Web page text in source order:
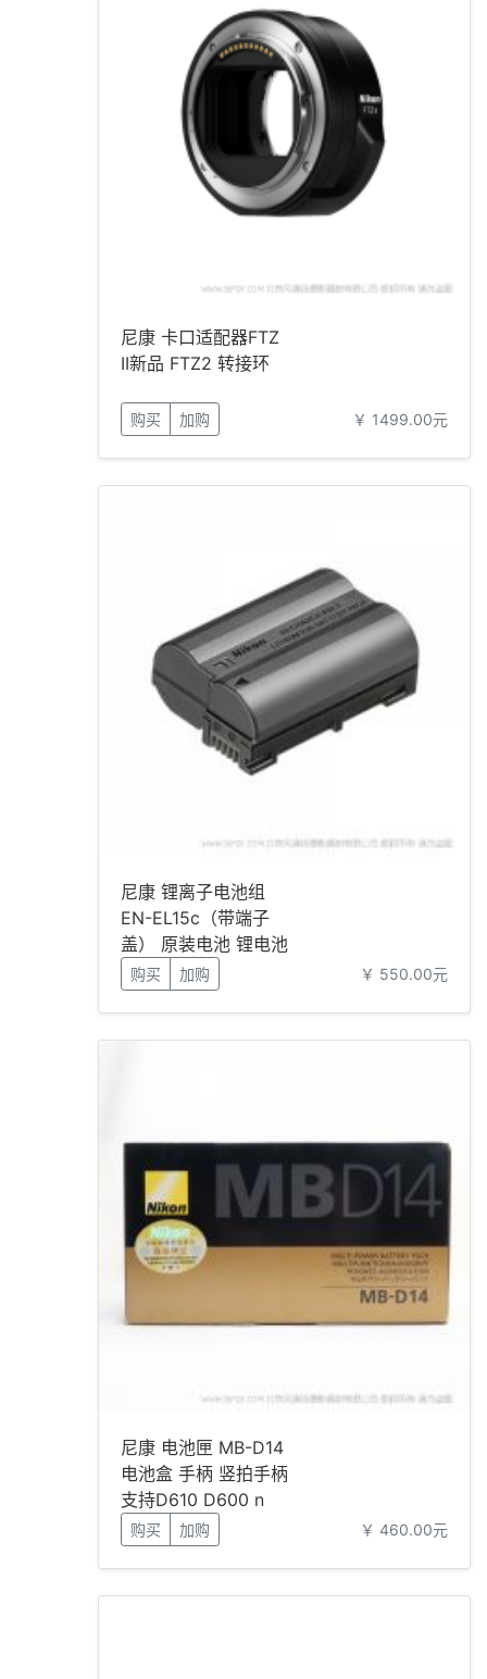
尼康 卡口适配器FTZ
II新品 FTZ2 转接环
购买 加购 ￥ 1499.00元
尼康 锂离子电池组
EN-EL15c（带端子
盖） 原装电池 锂电池
购买 加购 ￥ 550.00元
尼康 电池匣 MB-D14
电池盒 手柄 竖拍手柄
支持D610 D600 n
购买 加购 ￥ 460.00元